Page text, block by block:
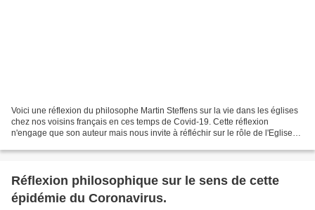
Voici une réflexion du philosophe Martin Steffens sur la vie dans les églises
chez nos voisins français en ces temps de Covid-19. Cette réflexion
n'engage que son auteur mais nous invite à réfléchir sur le rôle de l'Eglise
pauvre/?
LMJY9-5w...
Réflexion philosophique sur le sens de cette
épidémie du Coronavirus.